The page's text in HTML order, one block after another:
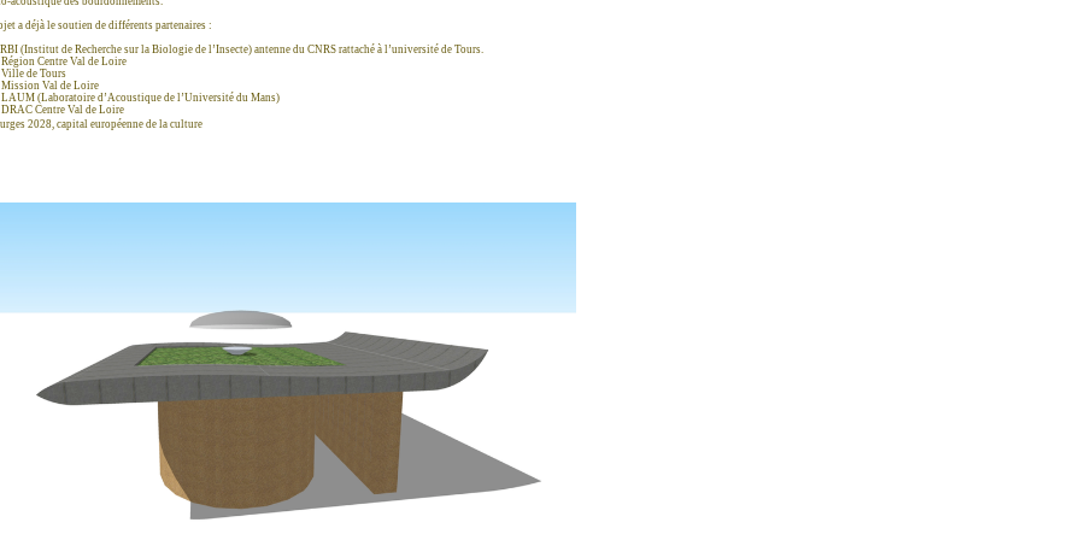
a déjà le soutien de différents partenaires :
(Institut de Recherche sur la Biologie de l’Insecte) antenne du CNRS rattaché à l’université de Tours.
Centre Val de Loire
de Tours
Val de Loire
(Laboratoire d’Acoustique de l’Université du Mans)
Centre Val de Loire
2028, capital européenne de la culture